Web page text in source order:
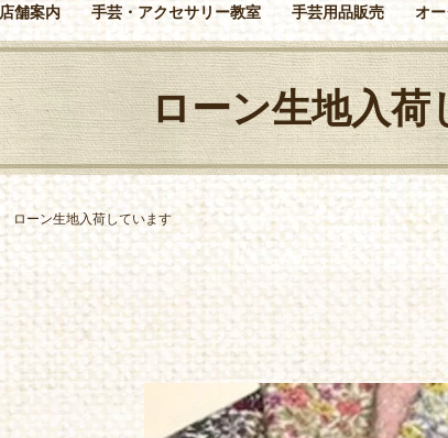
店舗案内 手芸・アクセサリー教室 手芸用品販売 オ
ローン生地入荷
ローン生地入荷しています